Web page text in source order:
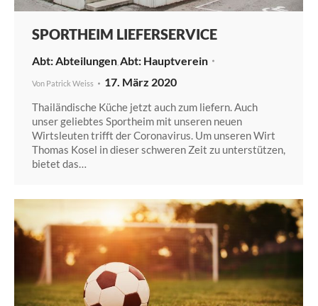
SPORTHEIM LIEFERSERVICE
Abteilungen Hauptverein
Von Patrick Weiss 17. März 2020
Thailändische Küche jetzt auch zum liefern. Auch
unser geliebtes Sportheim mit unseren neuen
Wirtsleuten trifft der Coronavirus. Um unseren Wirt
Thomas Kosel in dieser schweren Zeit zu unterstützen,
bietet das…